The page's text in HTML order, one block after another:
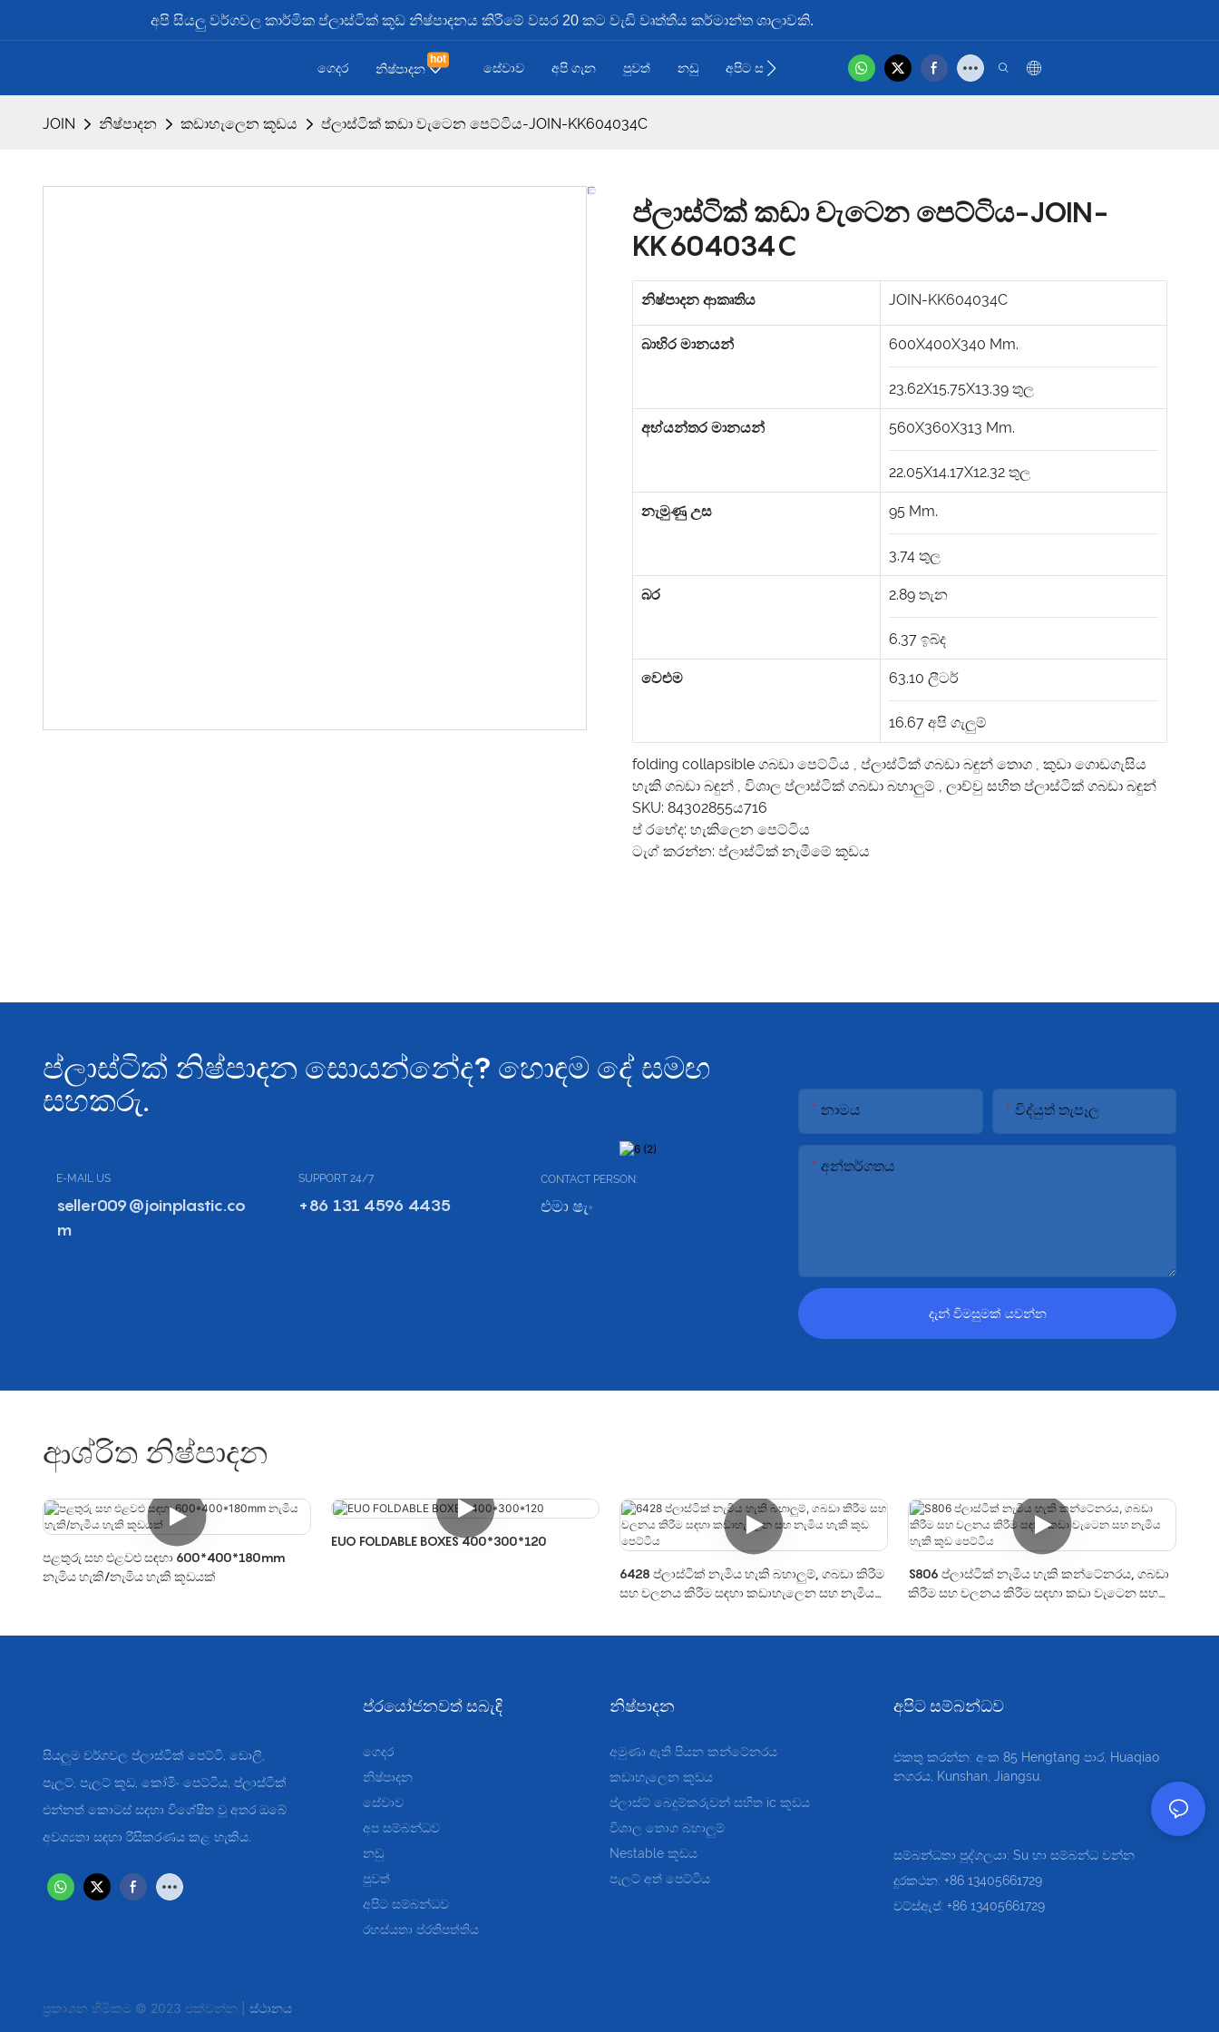
අපි සියලු වර්ගවල කාර්මික ප්ලාස්ටික් කූඩ නිෂ්පාදනය කිරීමේ වසර 20 කට වැඩි වෘත්තීය කර්මාන්ත ශාලාවකි.
ගෙදර නිෂ්පාදන
hot
සේවාව අපි ගැන පුවත් නඩු අපිට සම්බන්ධව නිෂ්පාදන වීඩියෝව
hot
JOIN නිෂ්පාදන කඩාහැලෙන කූඩය ප්ලාස්ටික් කඩා වැටෙන පෙට්ටිය-JOIN-KK604034C
ප්ලාස්ටික් කඩා වැටෙන පෙට්ටිය-JOIN-
KK604034C
නිෂ්පාදන ආකෘතිය JOIN-KK604034C
බාහිර මානයන් 600X400X340 Mm.
23.62X15.75X13.39 තුල
අභ්යන්තර මානයන් 560X360X313 Mm.
22.05X14.17X12.32 තුල
නැමුණු උස 95 Mm.
3.74 තුල
බර 2.89 තැන
6.37 ඉබ්ද
වෙළුම 63.10 ලීටර්
16.67 අපි ගැලුම්
folding collapsible ගබඩා පෙට්ටිය , ප්ලාස්ටික් ගබඩා බඳුන් තොග , කුඩා ගොඩගැසිය
හැකි ගබඩා බඳුන් , විශාල ප්ලාස්ටික් ගබඩා බහාලුම් , ලාච්චු සහිත ප්ලාස්ටික් ගබඩා බඳුන්
SKU: 84302855ය716
ප් රභේද: හැකිලෙන පෙට්ටිය
ටැග් කරන්න: ප්ලාස්ටික් නැමීමේ කූඩය
ප්ලාස්ටික් නිෂ්පාදන සොයන්නේද? හොඳම දේ සමඟ
සහකරු.
E-MAIL US
seller009@joinplastic.co
m
SUPPORT 24/7
+86 131 4596 4435
CONTACT PERSON:
එමා ෂැං
නාමය විද්යුත් තැපෑල
අන්තර්ගතය
දැන් විමසුමක් යවන්න
ආශ්රිත නිෂ්පාදන
පළතුරු සහ එළවළු සඳහා 600*400*180mm
නැමිය හැකි/නැමිය හැකි කූඩයක්
EUO FOLDABLE BOXES 400*300*120
6428 ප්ලාස්ටික් නැමිය හැකි බහාලුම්, ගබඩා කිරීම
සහ චලනය කිරීම සඳහා කඩාහැලෙන සහ නැමිය
S806 ප්ලාස්ටික් නැමිය හැකි කන්ටේනරය, ගබඩා
කිරීම සහ චලනය කිරීම සඳහා කඩා වැටෙන සහ
සියලුම වර්ගවල ප්ලාස්ටික් පෙට්ටි, ඩොලි,
පැලට්, පැලට් කූඩ, කෝමිං පෙට්ටිය, ප්ලාස්ටික්
එන්නත් කොටස් සඳහා විශේෂිත වූ අතර ඔබේ
අවශ්‍යතා සඳහා රිසිකරණය කළ හැකිය.
ප්රයෝජනවත් සබැඳි
ගෙදර
නිෂ්පාදන
සේවාව
අප සම්බන්ධව
නඩු
පුවත්
අපිට සම්බන්ධව
රහස්යතා ප්රතිපත්තිය
නිෂ්පාදන
අමුණා ඇති පියන කන්ටේනරය
කඩාහැලෙන කූඩය
ප්ලාස්ට් බෙදුම්කරුවන් සහිත ic කූඩය
විශාල තොග බහාලුම්
Nestable කූඩය
පැලට් අත් පෙට්ටිය
අපිට සම්බන්ධව
එකතු කරන්න: අංක 85 Hengtang පාර, Huaqiao
නගරය, Kunshan, Jiangsu.
සම්බන්ධතා පුද්ගලයා: Su හා සම්බන්ධ වන්න
දුරකථන: +86 13405661729
වට්ස්ඇප්: +86 13405661729
ප්‍රකාශන හිමිකම © 2023 එක්වන්න | ස්ථානය